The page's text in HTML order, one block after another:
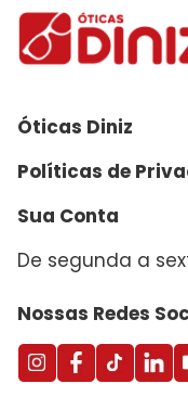
Óticas Diniz
Políticas de
Sua Conta
De segunda a
Nossas Redes